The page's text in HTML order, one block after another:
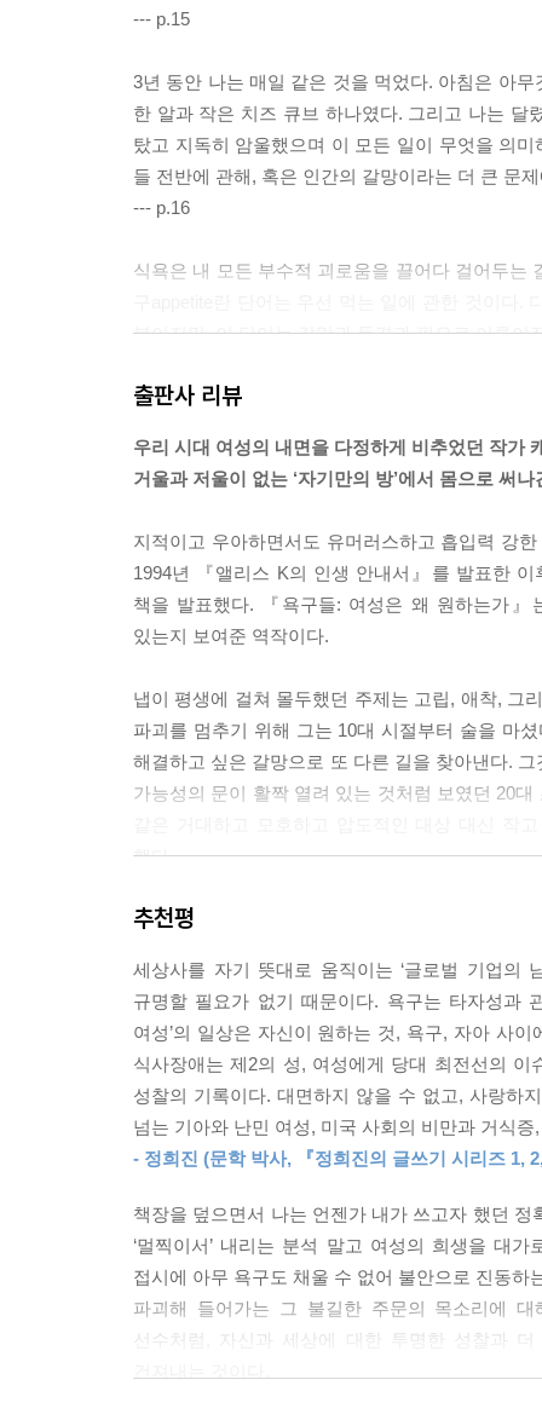
--- p.15
3년 동안 나는 매일 같은 것을 먹었다. 아침은 아
한 알과 작은 치즈 큐브 하나였다. 그리고 나는 달
탔고 지독히 암울했으며 이 모든 일이 무엇을 의
들 전반에 관해, 혹은 인간의 갈망이라는 더 큰 문
--- p.16
식욕은 내 모든 부수적 괴로움을 끌어다 걸어두는
분이지만, 이 단어는 갈망과 동경과 필요로 이루
--- p.18
이제 나는 먹는다. 이 말 자체는 승리의 진술이지
로운 관계를 의미한다─를 향해 나아가는 길은 빙
--- p.31
식사장애에 관한 책들이 꽂힌 자기계발서 서가는
티를 다룬 책들과 따로 있으며, 문화와 미디어를
이 쇼핑하는 여자들이 있다. 사실 세 진영은 서로
--- pp.34-35
우리는 다른 어느 시대, 다른 어느 집단의 여성들
을지 어떨지 나는 아직도 완전히 확신하지 못하고
--- p.47
세상은 남성의 욕구에 봉사하는 방향으로 움직인
자기주장과 노골적 경쟁심의 모범을 보이며 교사
들은 주로 여자들로 청소와 요리와 쇼핑과 타이
와 광고에서 남자들은 제공의 이미지들, 즉 언제
들의 삶에도 기회가 엄청나게 늘어났다고는 하나
기본적인 기대도 존재하지 않는다.
--- pp.81-82
선택할 자유는 바꿔 말하면 실수할 자유, 더듬거
필연적으로 동반하는 끔찍한 불확실성을 견디며
출판사 리뷰
우리 시대 여성의 내면을 다정하게 비추었던 작가
거울과 저울이 없는 ‘자기만의 방’에서 몸으로 써
지적이고 우아하면서도 유머러스하고 흡입력 강
1994년 『앨리스 K의 인생 안내서』를 발표한
책을 발표했다. 『욕구들: 여성은 왜 원하는가
있는지 보여준 역작이다.
냅이 평생에 걸쳐 몰두했던 주제는 고립, 애착, 그
파괴를 멈추기 위해 그는 10대 시절부터 술을 마
해결하고 싶은 갈망으로 또 다른 길을 찾아낸다.
가능성의 문이 활짝 열려 있는 것처럼 보였던 20
했다.
굶고 사들이고 훔치는 여자들, 자신을 해치는 사랑
우리 시대 여성들의 세계를 경유해 ‘나’와 ‘우리’를
이 책의 제목이기도 한 ‘식욕/욕구(appetite)’는
걸었다. 하지만 이 단어는 갈망과 동경과 필요로
충족하고자 하는 선천적이거나 습관적인 욕망
풍요의 감각과 가능성을 느끼고자 하는, 쾌락을
욕구는 하나의 순환 속에 존재하는바, 냅의 말
여성에게는 이 욕구를 상상하고 충족하는 일
부당하거나 잘못된 것 같다고, 원하는 대로 마
생각하기 때문이다. 식욕과 음식뿐 아니라 사랑
추천평
세상사를 자기 뜻대로 움직이는 ‘글로벌 기업의
규명할 필요가 없기 때문이다. 욕구는 타자성과
여성’의 일상은 자신이 원하는 것, 욕구, 자아 사
식사장애는 제2의 성, 여성에게 당대 최전선의
성찰의 기록이다. 대면하지 않을 수 없고, 사랑하
넘는 기아와 난민 여성, 미국 사회의 비만과 거식
- 정희진 (문학 박사, 『정희진의 글쓰기 시리즈 1,
책장을 덮으면서 나는 언젠가 내가 쓰고자 했던
‘멀찍이서’ 내리는 분석 말고 여성의 희생을 대
접시에 아무 욕구도 채울 수 없어 불안으로 진동하
파괴해 들어가는 그 불길한 주문의 목소리에
선수처럼, 자신과 세상에 대한 투명한 성찰과